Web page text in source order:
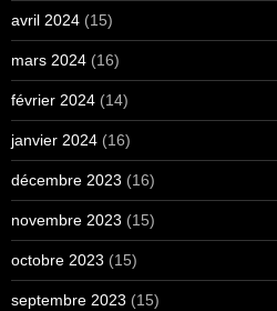
avril 2024 (15)
mars 2024 (16)
février 2024 (14)
janvier 2024 (16)
décembre 2023 (16)
novembre 2023 (15)
octobre 2023 (15)
septembre 2023 (15)